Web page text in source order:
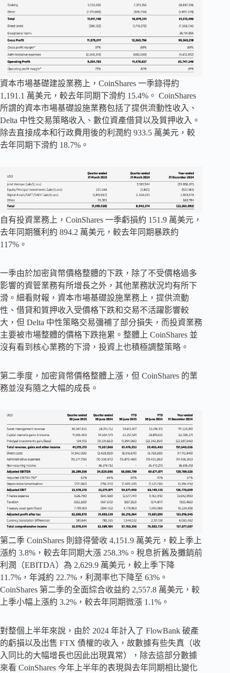
資本市場基礎建設業務上，CoinShares 一季錄得約
1,191.1 萬美元，較去年同期下滑約 15.4%。 CoinShares
所謂的資本市場基礎設施​​業務包括了提供流動性收入、
Delta 中性交易策略收入、數位資產借貸以及質押收入。
除去直接成本和行政費用後的利潤約 933.5 萬美元，較
去年同期下滑約 18.7%。
自有投資業務上，CoinShares 一季虧損約 151.9 萬美元，
去年同期獲利約 894.2 萬美元，較去年同期暴跌約
117%。
一季由於加密貨幣價格整體的下跌，除了不受價格過多
影響的資管業務有所增長之外，其他業務狀況均有所下
滑。細看財報，資本市場基礎設施​​業務上，提供流動
性、借貸和質押收入受價格下跌和交易不活躍影響較
大，但 Delta 中性策略交易彌補了部分損失，而投資業務
主要被市場整體的價格下跌拖累。整體上 CoinShares 並
沒有看到核心業務的下滑，投資上也積極調整策略。
第二季度，加密貨幣價格整體上漲，但 CoinShares 的業
務並沒有隨之大幅的成長。
第二季 CoinShares 則錄得營收 4,151.9 萬美元，較上季上
漲約 3.8%，較去年同期大漲 258.3%。稅息折舊及攤銷前
利潤（EBITDA）為 2,629.9 萬美元，較上季下降
11.7%，年減約 22.7%，利潤率也下降至 63%。
CoinShares 第二季的全面綜合收益約 2,557.8 萬美元，較
上季小幅上漲約 3.2%，較去年同期微漲 1.1%。
對整個上半年來說，由於 2024 年計入了 FlowBank 破產
的虧損以及出售 FTX 債權的收入，故數據有些失真（收
入同比的大幅增長也因此出現異常），除去這部分數據
來看 CoinShares 今年上半年的表現與去年同期相比變化